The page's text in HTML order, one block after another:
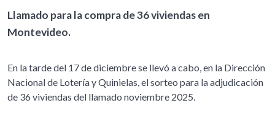
Llamado para la compra de 36 viviendas en
Montevideo.
En la tarde del 17 de diciembre se llevó a cabo, en la Dirección
Nacional de Lotería y Quinielas, el sorteo para la adjudicación
de 36 viviendas del llamado noviembre 2025.